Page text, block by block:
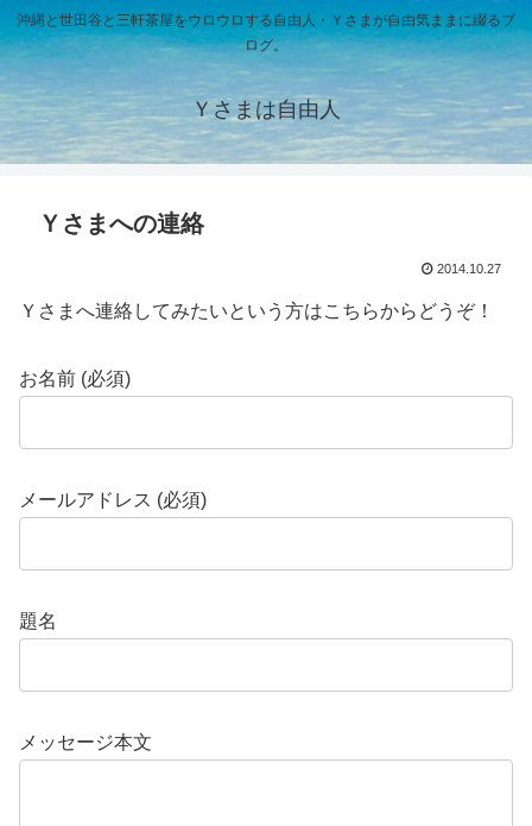
沖縄と世田谷と三軒茶屋をウロウロする自由人・Ｙさまが自由気ままに綴るブ
ログ。
Ｙさまは自由人
Ｙさまへの連絡
2014.10.27
Ｙさまへ連絡してみたいという方はこちらからどうぞ！
お名前 (必須)
メールアドレス (必須)
題名
メッセージ本文